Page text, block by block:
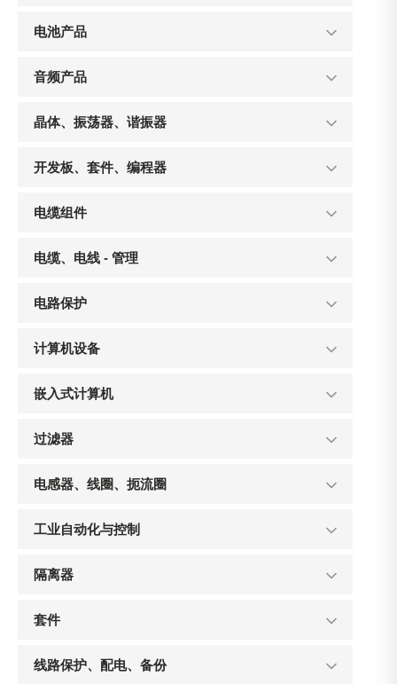
电池产品
音频产品
晶体、振荡器、谐振器
开发板、套件、编程器
电缆组件
电缆、电线 - 管理
电路保护
计算机设备
嵌入式计算机
过滤器
电感器、线圈、扼流圈
工业自动化与控制
隔离器
套件
线路保护、配电、备份